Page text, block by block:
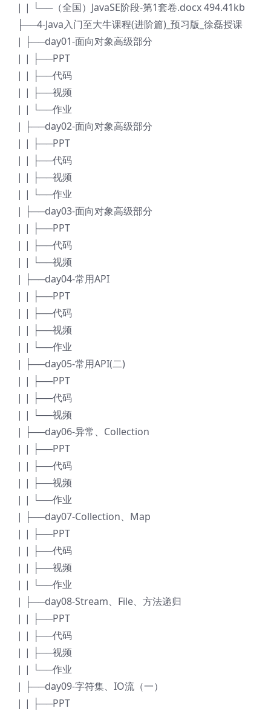
| | └──（全国）JavaSE阶段-第1套卷.docx 494.41kb
├──4-Java入门至大牛课程(进阶篇)_预习版_徐磊授课
| ├──day01-面向对象高级部分
| | ├──PPT
| | ├──代码
| | ├──视频
| | └──作业
| ├──day02-面向对象高级部分
| | ├──PPT
| | ├──代码
| | ├──视频
| | └──作业
| ├──day03-面向对象高级部分
| | ├──PPT
| | ├──代码
| | └──视频
| ├──day04-常用API
| | ├──PPT
| | ├──代码
| | ├──视频
| | └──作业
| ├──day05-常用API(二)
| | ├──PPT
| | ├──代码
| | └──视频
| ├──day06-异常、Collection
| | ├──PPT
| | ├──代码
| | ├──视频
| | └──作业
| ├──day07-Collection、Map
| | ├──PPT
| | ├──代码
| | ├──视频
| | └──作业
| ├──day08-Stream、File、方法递归
| | ├──PPT
| | ├──代码
| | ├──视频
| | └──作业
| ├──day09-字符集、IO流（一）
| | ├──PPT